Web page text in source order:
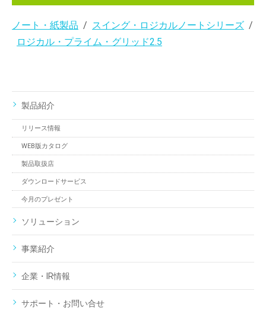
ノート・紙製品
スイング・ロジカルノートシリーズ
ロジカル・プライム・グリッド2.5
製品紹介
リリース情報
WEB版カタログ
製品取扱店
ダウンロードサービス
今月のプレゼント
ソリューション
事業紹介
企業・IR情報
サポート・お問い合せ